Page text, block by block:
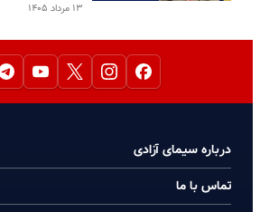
۱۳ مرداد ۱۴۰۵
درباره سیمای آزادی
تماس با ما